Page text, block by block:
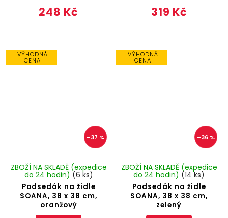
248 Kč 319 Kč
VÝHODNÁ
CENA
–37 %
Podsedák na židle
SOANA, 38 x 38 cm,
oranžový
ZBOŽÍ NA SKLADĚ (expedice
do 24 hodin) (6 ks)
VÝHODNÁ
CENA
–36 %
Podsedák na židle
SOANA, 38 x 38 cm,
zelený
ZBOŽÍ NA SKLADĚ (expedice
do 24 hodin) (14 ks)